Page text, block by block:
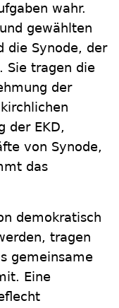
wahr.
gewählten
die Synode, der
Sie tragen die
der
der EKD,
von Synode,
das
demokratisch
tragen
gemeinsame
Eine